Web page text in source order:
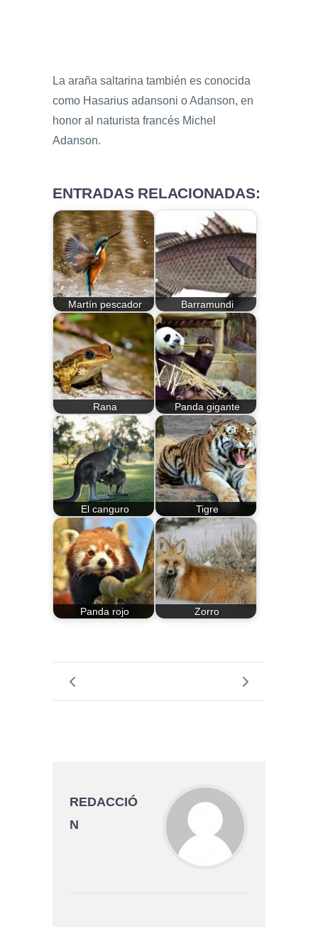
La araña saltarina también es conocida
como Hasarius adansoni o Adanson, en
honor al naturista francés Michel
Adanson.
ENTRADAS RELACIONADAS:
Martín pescador Barramundi
Rana Panda gigante
El canguro Tigre
Panda rojo Zorro
REDACCIÓ
N